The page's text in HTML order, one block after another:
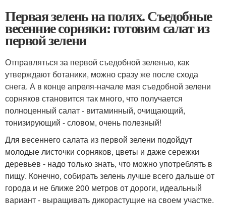
Первая зелень на полях. Съедобные
весенние сорняки: готовим салат из
первой зелени
Отправляться за первой съедобной зеленью, как
утверждают ботаники, можно сразу же после схода
снега. А в конце апреля-начале мая съедобной зелени
сорняков становится так много, что получается
полноценный салат - витаминный, очищающий,
тонизирующий - словом, очень полезный!
Для весеннего салата из первой зелени подойдут
молодые листочки сорняков, цветы и даже сережки
деревьев - надо только знать, что можно употреблять в
пищу. Конечно, собирать зелень лучше всего дальше от
города и не ближе 200 метров от дороги, идеальный
вариант - выращивать дикорастущие на своем участке.